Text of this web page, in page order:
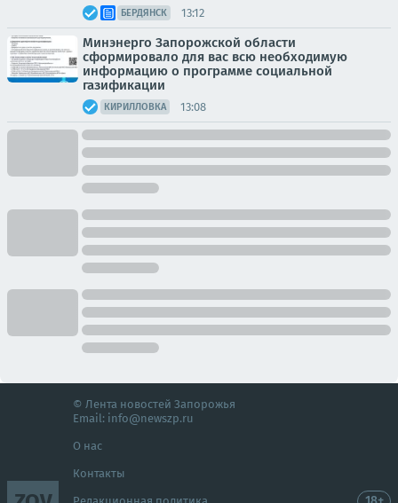
БЕРДЯНСК 13:12
Минэнерго Запорожской области
сформировало для вас всю необходимую
информацию о программе социальной
газификации
КИРИЛЛОВКА 13:08
© Лента новостей Запорожья
Email: info@newszp.ru
О нас
Контакты